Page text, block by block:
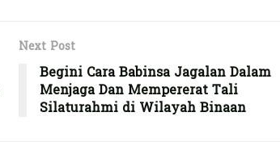
Next Post
Begini Cara Babinsa Jagalan Dalam
Menjaga Dan Mempererat Tali
Silaturahmi di Wilayah Binaan